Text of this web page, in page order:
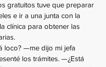
gratuitos tuve que preparar
e ir a una junta con la
clínica para obtener las
loco? —me dijo mi jefa
los trámites. —¿Está